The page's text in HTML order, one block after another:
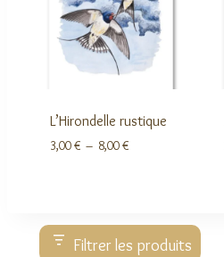
L’Hirondelle rustique
3,00€ – 8,00€Plage
Filtrer les produits